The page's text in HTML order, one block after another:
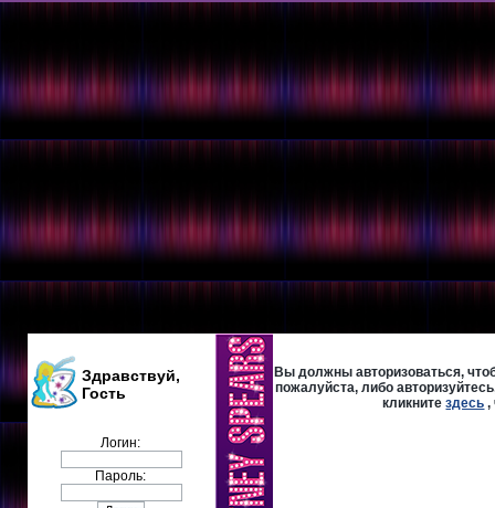
Здравствуй,
Гость
Логин:
Пароль:
Вы должны авторизоваться,
пожалуйста, либо
кликнитездесь ,